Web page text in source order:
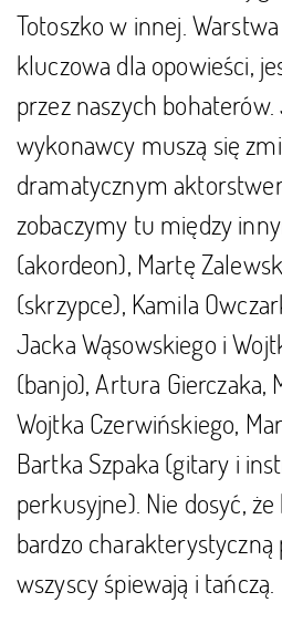
Totoszko w innej.
kluczowa dla opowieści,
przez naszych
wykonawcy muszą się
dramatycznym
zobaczymy tu między
(akordeon), Martę
(skrzypce), Kamila
Jacka Wąsowskiego i
(banjo), Artura Gierczaka,
Wojtka Czerwińskiego,
Bartka Szpaka (gitary i
perkusyjne). Nie dosyć,
bardzo charakterystyczną
wszyscy śpiewają i tańczą.